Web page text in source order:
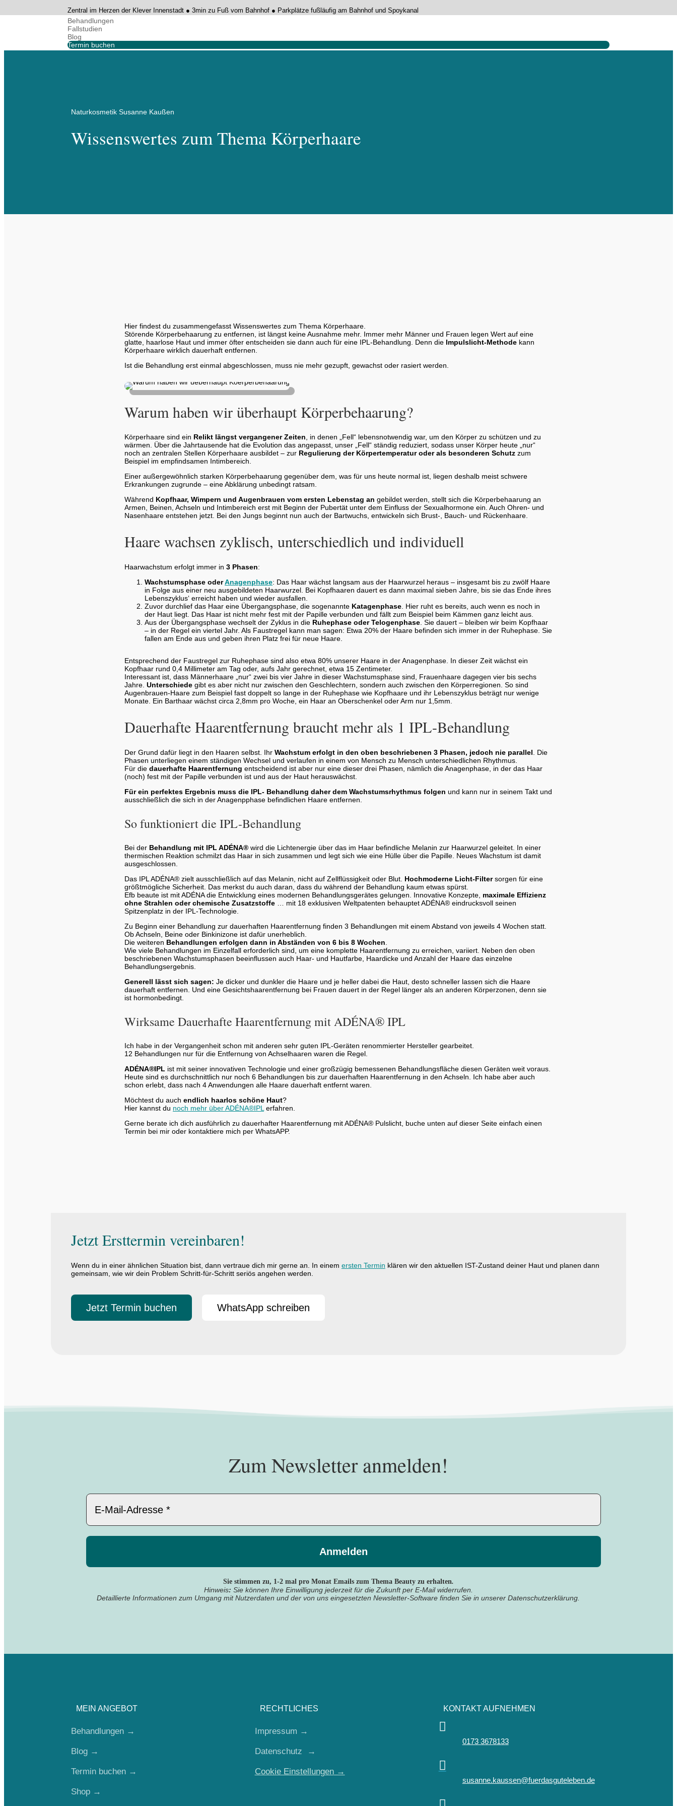
Zentral im Herzen der Klever Innenstadt ● 3min zu Fuß vom Bahnhof ● Parkplätze fußläufig am Bahnhof und Spoykanal
Behandlungen
Alle kosmetischen Behandlungen
Fallstudien
Dauerhafte Haarentfernung
Blog
Termin buchen
Naturkosmetik Susanne Kaußen
Wissenswertes zum Thema Körperhaare
Hier findest du zusammengefasst Wissenswertes zum Thema Körperhaare.
Störende Körperbehaarung zu entfernen, ist längst keine Ausnahme mehr. Immer mehr Männer und Frauen legen Wert auf eine
glatte, haarlose Haut und immer öfter entscheiden sie dann auch für eine IPL-Behandlung. Denn die Impulslicht-Methode kann
Körperhaare wirklich dauerhaft entfernen.
Ist die Behandlung erst einmal abgeschlossen, muss nie mehr gezupft, gewachst oder rasiert werden.
Warum haben wir überhaupt Körperbehaarung?
Körperhaare sind ein Relikt längst vergangener Zeiten, in denen „Fell“ lebensnotwendig war, um den Körper zu schützen und zu
wärmen. Über die Jahrtausende hat die Evolution das angepasst, unser „Fell“ ständig reduziert, sodass unser Körper heute „nur“
noch an zentralen Stellen Körperhaare ausbildet – zur Regulierung der Körpertemperatur oder als besonderen Schutz zum
Beispiel im empfindsamen Intimbereich.
Einer außergewöhnlich starken Körperbehaarung gegenüber dem, was für uns heute normal ist, liegen deshalb meist schwere
Erkrankungen zugrunde – eine Abklärung unbedingt ratsam.
Während Kopfhaar, Wimpern und Augenbrauen vom ersten Lebenstag an gebildet werden, stellt sich die Körperbehaarung an
Armen, Beinen, Achseln und Intimbereich erst mit Beginn der Pubertät unter dem Einfluss der Sexualhormone ein. Auch Ohren- und
Nasenhaare entstehen jetzt. Bei den Jungs beginnt nun auch der Bartwuchs, entwickeln sich Brust-, Bauch- und Rückenhaare.
Haare wachsen zyklisch, unterschiedlich und individuell
Haarwachstum erfolgt immer in3 Phasen:
Wachstumsphase oderAnagenphase: Das Haar wächst langsam aus der Haarwurzel heraus – insgesamt bis zu zwölf Haare
in Folge aus einer neu ausgebildeten Haarwurzel. Bei Kopfhaaren dauert es dann maximal sieben Jahre, bis sie das Ende ihres
Lebenszyklus‘ erreicht haben und wieder ausfallen.
Zuvor durchlief das Haar eine Übergangsphase, die sogenannte Katagenphase. Hier ruht es bereits, auch wenn es noch in
der Haut liegt. Das Haar ist nicht mehr fest mit der Papille verbunden und fällt zum Beispiel beim Kämmen ganz leicht aus.
Aus der Übergangsphase wechselt der Zyklus in die Ruhephase oder Telogenphase. Sie dauert – bleiben wir beim Kopfhaar
– in der Regel ein viertel Jahr. Als Faustregel kann man sagen: Etwa 20% der Haare befinden sich immer in der Ruhephase. Sie
fallen am Ende aus und geben ihren Platz frei für neue Haare.
Entsprechend der Faustregel zur Ruhephase sind also etwa 80% unserer Haare in der Anagenphase. In dieser Zeit wächst ein
Kopfhaar rund 0,4 Millimeter am Tag oder, aufs Jahr gerechnet, etwa 15 Zentimeter.
Interessant ist, dass Männerhaare „nur“ zwei bis vier Jahre in dieser Wachstumsphase sind, Frauenhaare dagegen vier bis sechs
Jahre.Unterschiede gibt es aber nicht nur zwischen den Geschlechtern, sondern auch zwischen den Körperregionen. So sind
Augenbrauen-Haare zum Beispiel fast doppelt so lange in der Ruhephase wie Kopfhaare und ihr Lebenszyklus beträgt nur wenige
Monate. Ein Barthaar wächst circa 2,8mm pro Woche, ein Haar an Oberschenkel oder Arm nur 1,5mm.
Dauerhafte Haarentfernung braucht mehr als 1 IPL-Behandlung
Der Grund dafür liegt in den Haaren selbst. IhrWachstum erfolgt in den oben beschriebenen 3 Phasen, jedoch nie parallel . Die
Phasen unterliegen einem ständigen Wechsel und verlaufen in einem von Mensch zu Mensch unterschiedlichen Rhythmus.
Für diedauerhafte Haarentfernung entscheidend ist aber nur eine dieser drei Phasen, nämlich die Anagenphase, in der das Haar
(noch) fest mit der Papille verbunden ist und aus der Haut herauswächst.
Für ein perfektes Ergebnis muss die IPL- Behandlung daher dem Wachstumsrhythmus folgen und kann nur in seinem Takt und
ausschließlich die sich in der Anagenpphase befindlichen Haare entfernen.
So funktioniert die IPL-Behandlung
Bei der Behandlung mit IPL ADÉNA® wird die Lichtenergie über das im Haar befindliche Melanin zur Haarwurzel geleitet. In einer
thermischen Reaktion schmilzt das Haar in sich zusammen und legt sich wie eine Hülle über die Papille. Neues Wachstum ist damit
ausgeschlossen.
Das IPL ADÉNA® zielt ausschließlich auf das Melanin, nicht auf Zellflüssigkeit oder Blut. Hochmoderne Licht-Filtersorgen für eine
größtmögliche Sicherheit. Das merkst du auch daran, dass du während der Behandlung kaum etwas spürst.
Efb beaute ist mit ADÉNA die Entwicklung eines modernen Behandlungsgerätes gelungen. Innovative Konzepte, maximale Effizienz
ohne Strahlen oder chemische Zusatzstoffe … mit 18 exklusiven Weltpatenten behauptet ADÉNA® eindrucksvoll seinen
Spitzenplatz in der IPL-Technologie.
Zu Beginn einer Behandlung zur dauerhaften Haarentfernung finden 3 Behandlungen mit einem Abstand von jeweils 4 Wochen statt.
Ob Achseln, Beine oder Binkinizone ist dafür unerheblich.
Die weiteren Behandlungen erfolgen dann in Abständen von 6 bis 8 Wochen
Wie viele Behandlungen im Einzelfall erforderlich sind, um eine komplette Haarentfernung zu erreichen, variiert. Neben den oben
beschriebenen Wachstumsphasen beeinflussen auch Haar- und Hautfarbe, Haardicke und Anzahl der Haare das einzelne
Behandlungsergebnis.
Generell lässt sich sagen: Je dicker und dunkler die Haare und je heller dabei die Haut, desto schneller lassen sich die Haare
dauerhaft entfernen. Und eine Gesichtshaarentfernung bei Frauen dauert in der Regel länger als an anderen Körperzonen, denn sie
ist hormonbedingt.
Wirksame Dauerhafte Haarentfernung mit ADÉNA® IPL
Ich habe in der Vergangenheit schon mit anderen sehr guten IPL-Geräten renommierter Hersteller gearbeitet.
12 Behandlungen nur für die Entfernung von Achselhaaren waren die Regel.
ADÉNA®IPL ist mit seiner innovativen Technologie und einer großzügig bemessenen Behandlungsfläche diesen Geräten weit voraus.
Heute sind es durchschnittlich nur noch 6 Behandlungen bis zur dauerhaften Haarentfernung in den Achseln. Ich habe aber auch
schon erlebt, dass nach 4 Anwendungen alle Haare dauerhaft entfernt waren.
Möchtest du auchendlich haarlos schöne Haut?
Hier kannst du noch mehr über ADÉNA®IPL erfahren.
Gerne berate ich dich ausführlich zu dauerhafter Haarentfernung mit ADÉNA® Pulslicht, buche unten auf dieser Seite einfach einen
Termin bei mir oder kontaktiere mich per WhatsAPP.
Jetzt Ersttermin vereinbaren!
Wenn du in einer ähnlichen Situation bist, dann vertraue dich mir gerne an. In einem ersten Termin klären wir den aktuellen IST-Zustand deiner Haut und planen dann
gemeinsam, wie wir dein Problem Schritt-für-Schritt seriös angehen werden.
Jetzt Termin buchen WhatsApp schreiben
Zum Newsletter anmelden!
Sie stimmen zu, 1-2 mal pro Monat Emails zum Thema Beauty zu erhalten.
Hinweis: Sie können Ihre Einwilligung jederzeit für die Zukunft per E-Mail widerrufen.
Detaillierte Informationen zum Umgang mit Nutzerdaten und der von uns eingesetzten Newsletter-Software finden Sie in unserer Datenschutzerklärung.
MEIN ANGEBOT
Behandlungen →
Blog →
Termin buchen →
Shop →
RECHTLICHES
Impressum →
Datenschutz →
Cookie Einstellungen→
KONTAKT AUFNEHMEN

0173 3678133

susanne.kaussen@fuerdasguteleben.de